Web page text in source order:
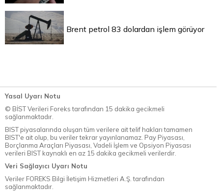
Brent petrol 83 dolardan işlem görüyor
Yasal Uyarı Notu
© BİST Verileri Foreks tarafından 15 dakika gecikmeli
sağlanmaktadır.
BIST piyasalarında oluşan tüm verilere ait telif hakları tamamen
BIST'e ait olup, bu veriler tekrar yayınlanamaz. Pay Piyasası,
Borçlanma Araçları Piyasası, Vadeli İşlem ve Opsiyon Piyasası
verileri BIST kaynaklı en az 15 dakika gecikmeli verilerdir.
Veri Sağlayıcı Uyarı Notu
Veriler FOREKS Bilgi İletişim Hizmetleri A.Ş. tarafından
sağlanmaktadır.